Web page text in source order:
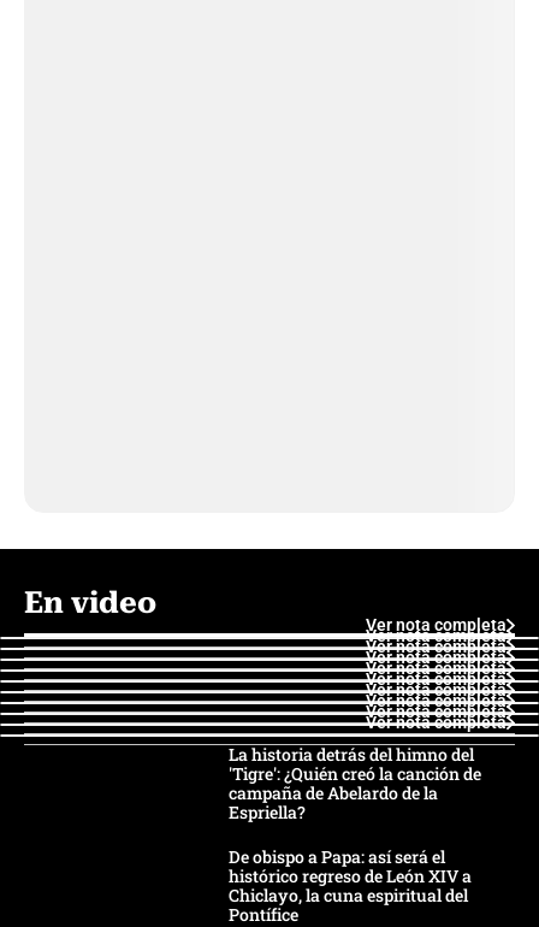
En video
Ver nota completa
Ver nota completa
Ver nota completa
Ver nota completa
Ver nota completa
Ver nota completa
Ver nota completa
Ver nota completa
Ver nota completa
Ver nota completa
La historia detrás del himno del
'Tigre': ¿Quién creó la canción de
campaña de Abelardo de la
Espriella?
De obispo a Papa: así será el
histórico regreso de León XIV a
Chiclayo, la cuna espiritual del
Pontífice